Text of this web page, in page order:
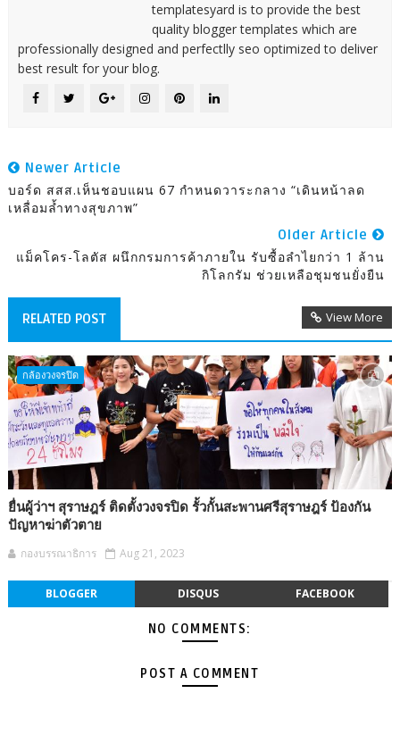
templatesyard is to provide the best
quality blogger templates which are
professionally designed and perfectlly seo optimized to deliver
best result for your blog.
Newer Article
บอร์ด สสส.เห็นชอบแผน 67 กำหนดวาระกลาง “เดินหน้าลด
เหลื่อมล้ำทางสุขภาพ”
Older Article
แม็คโคร-โลตัส ผนึกกรมการค้าภายใน รับซื้อลำไยกว่า 1 ล้าน
กิโลกรัม ช่วยเหลือชุมชนยั่งยืน
RELATED POST View More
กล้องวงจรปิด
ยื่นผู้ว่าฯ สุราษฎร์ ติดตั้งวงจรปิด รั้วกั้นสะพานศรีสุราษฎร์ ป้องกัน
ปัญหาฆ่าตัวตาย
กองบรรณาธิการ Aug 21, 2023
BLOGGER DISQUS FACEBOOK
NO COMMENTS:
POST A COMMENT